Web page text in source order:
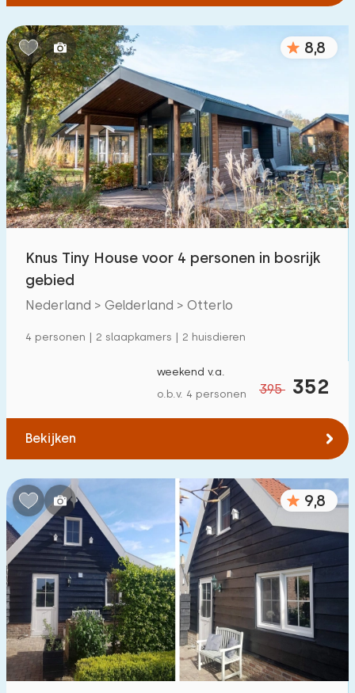
8,8
Knus Tiny House voor 4 personen in bosrijk
gebied
Nederland > Gelderland > Otterlo
4 personen | 2 slaapkamers | 2 huisdieren
395 352
weekend v.a.
o.b.v. 4 personen
Bekijken
9,8